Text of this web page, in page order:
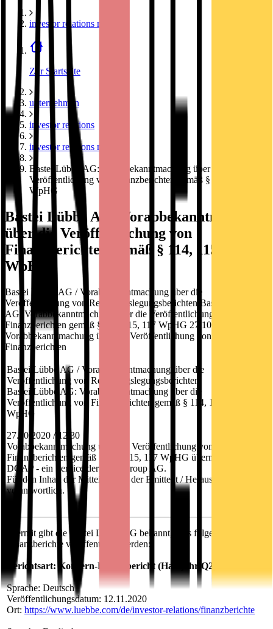
investor relations news
Zur Startseite
unternehmen
investor relations
investor relations news
Bastei Lübbe AG: Vorabbekanntmachung über die
Veröffentlichung von Finanzberichten gemäß § 114, 115, 117
WpHG
Bastei Lübbe AG: Vorabbekanntmachung
über die Veröffentlichung von
Finanzberichten gemäß § 114, 115, 117
WpHG
Bastei Lübbe AG / Vorabbekanntmachung über die
Veröffentlichung von Rechnungslegungsberichten Bastei Lübbe
AG: Vorabbekanntmachung über die Veröffentlichung von
Finanzberichten gemäß § 114, 115, 117 WpHG 27.10.2020 / 12:30
Vorabbekanntmachung über die Veröffentlichung von
Finanzberichten
Bastei Lübbe AG / Vorabbekanntmachung über die
Veröffentlichung von Rechnungslegungsberichten
Bastei Lübbe AG: Vorabbekanntmachung über die
Veröffentlichung von Finanzberichten gemäß § 114, 115, 117
WpHG
27.10.2020 / 12:30
Vorabbekanntmachung über die Veröffentlichung von
Finanzberichten gemäß § 114, 115, 117 WpHG übermittelt durch
DGAP - ein Service der EQS Group AG.
Für den Inhalt der Mitteilung ist der Emittent / Herausgeber
verantwortlich.
Hiermit gibt die Bastei Lübbe AG bekannt, dass folgende
Finanzberichte veröffentlicht werden:
Berichtsart: Konzern-Finanzbericht (Halbjahr/Q2)
Sprache: Deutsch
Veröffentlichungsdatum: 12.11.2020
Ort: https://www.luebbe.com/de/investor-relations/finanzberichte